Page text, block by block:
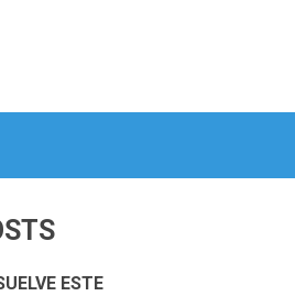
ESTE